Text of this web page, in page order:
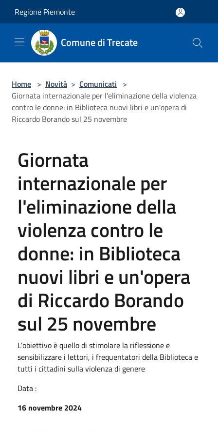
Regione Piemonte
Comune di Trecate
Home > Novità > Comunicati >
Giornata internazionale per l'eliminazione della violenza
contro le donne: in Biblioteca nuovi libri e un'opera di
Riccardo Borando sul 25 novembre
Giornata
internazionale per
l'eliminazione della
violenza contro le
donne: in Biblioteca
nuovi libri e un'opera
di Riccardo Borando
sul 25 novembre
L’obiettivo è quello di stimolare la riflessione e
sensibilizzare i lettori, i frequentatori della Biblioteca e
tutti i cittadini sulla violenza di genere
Data :
16 novembre 2024